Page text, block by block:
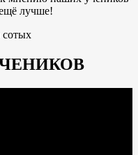
лучше!
сотых